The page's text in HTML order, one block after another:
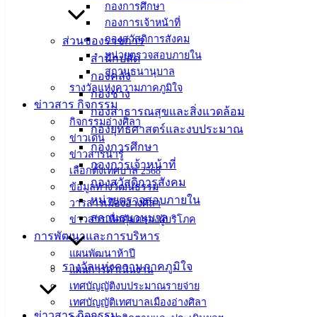
กองการศึกษา
กองการเจ้าหน้าที่
กองสวัสดิการสังคม
หน่วยตรวจสอบภายใน
สถานธนานุบาล
รางวัลแห่งความภาคภูมิใจ
ข่าวสาร กิจกรรม
กิจกรรมอ่างศิลา
ข่าวเด่น
ข่าวสารน่ารู้
เลือกตั้งเทศบาล 2568
ข้อมูลทางวัฒนธรรม
วารสารเมืองอ่างศิลา
ข่าวสารเพื่อคุ้มครองผู้บริโภค
การพัฒนาและการบริหาร
แผนพัฒนาห้าปี
แผนการดำเนินงาน
เทศบัญญัติงบประมาณรายจ่าย
เทศบัญญัติเทศบาลเมืองอ่างศิลา
ส่วนของราชการ
สำนักปลัด
กองคลัง
กองช่าง
กองสาธารณสุขและสิ่งแวดล้อม
กองยุทธศาสตร์และงบประมาณ
กองการศึกษา
กองการเจ้าหน้าที่
กองสวัสดิการสังคม
หน่วยตรวจสอบภายใน
สถานธนานุบาล
รางวัลแห่งความภาคภูมิใจ
เทศบาลเมือง
อ่างศิลา 90/338
ติดต่อ :038-
142-100-104
บริการ
ประชาชน
ดาวน์โหลด
แบบ
ฟอร์ม,
เอกสาร
คู่มือ